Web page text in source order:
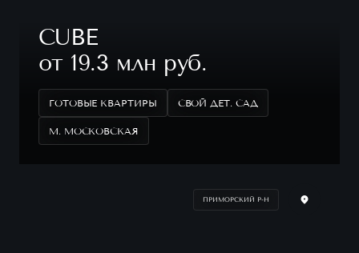
CUBE
от 19.3 млн руб.
ГОТОВЫЕ КВАРТИРЫ СВОЙ ДЕТ. САД
М. МОСКОВСКАЯ
ПРИМОРСКИЙ Р-Н